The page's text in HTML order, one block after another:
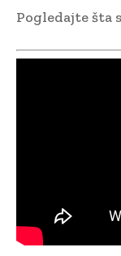
Pogledajte šta